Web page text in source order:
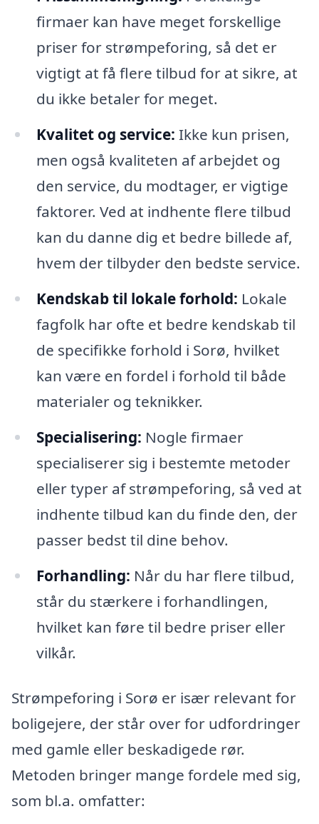
firmaer kan have meget forskellige
priser for strømpeforing, så det er
vigtigt at få flere tilbud for at sikre, at
du ikke betaler for meget.
Kvalitet og service: Ikke kun prisen,
men også kvaliteten af arbejdet og
den service, du modtager, er vigtige
faktorer. Ved at indhente flere tilbud
kan du danne dig et bedre billede af,
hvem der tilbyder den bedste service.
Kendskab til lokale forhold: Lokale
fagfolk har ofte et bedre kendskab til
de specifikke forhold i Sorø, hvilket
kan være en fordel i forhold til både
materialer og teknikker.
Specialisering: Nogle firmaer
specialiserer sig i bestemte metoder
eller typer af strømpeforing, så ved at
indhente tilbud kan du finde den, der
passer bedst til dine behov.
Forhandling: Når du har flere tilbud,
står du stærkere i forhandlingen,
hvilket kan føre til bedre priser eller
vilkår.
Strømpeforing i Sorø er især relevant for
boligejere, der står over for udfordringer
med gamle eller beskadigede rør.
Metoden bringer mange fordele med sig,
som bl.a. omfatter: